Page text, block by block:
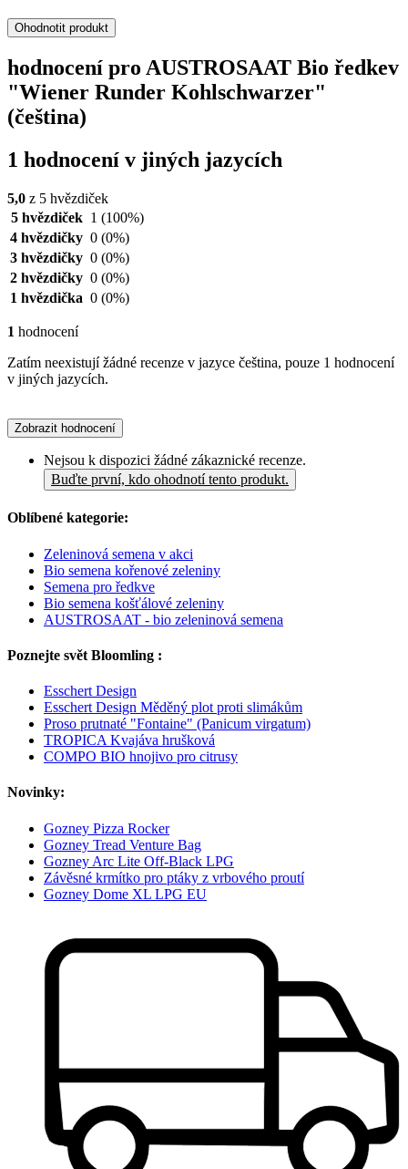
Ohodnotit produkt
hodnocení pro AUSTROSAAT Bio ředkev
"Wiener Runder Kohlschwarzer"
(čeština)
1 hodnocení v jiných jazycích
5,0 z 5 hvězdiček
5 hvězdiček 1 (100%)
4 hvězdičky 0 (0%)
3 hvězdičky 0 (0%)
2 hvězdičky 0 (0%)
1 hvězdička 0 (0%)
1 hodnocení
Zatím neexistují žádné recenze v jazyce čeština, pouze 1 hodnocení
v jiných jazycích.
Zobrazit hodnocení
Nejsou k dispozici žádné zákaznické recenze.
Buďte první, kdo ohodnotí tento produkt.
Oblíbené kategorie:
Zeleninová semena v akci
Bio semena kořenové zeleniny
Semena pro ředkve
Bio semena košťálové zeleniny
AUSTROSAAT - bio zeleninová semena
Poznejte svět Bloomling :
Esschert Design
Esschert Design Měděný plot proti slimákům
Proso prutnaté "Fontaine" (Panicum virgatum)
TROPICA Kvajáva hrušková
COMPO BIO hnojivo pro citrusy
Novinky:
Gozney Pizza Rocker
Gozney Tread Venture Bag
Gozney Arc Lite Off-Black LPG
Závěsné krmítko pro ptáky z vrbového proutí
Gozney Dome XL LPG EU